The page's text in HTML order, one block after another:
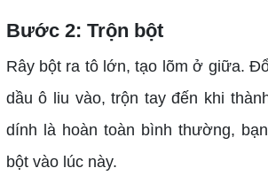
Bước 2: Trộn bột
Rây bột ra tô lớn, tạo lõm ở giữa.
dầu ô liu vào, trộn tay đến khi
dính là hoàn toàn bình thường,
bột vào lúc này.